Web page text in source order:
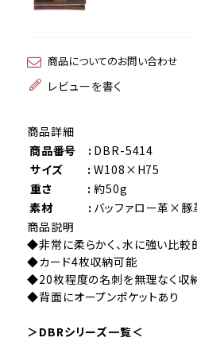
商品についてのお問い合わせ
レビューを書く
商品詳細
商品番号 : DBR-5414
サイズ : W108×H75
重さ : 約50g
素材 : バッファロー革×豚
商品説明
◆非常に柔らかく、水に強い比
◆カード4枚収納可能
◆20枚程度の名刺を無理なく収
◆背面にオープンポケットあり
＞DBRシリーズ一覧＜